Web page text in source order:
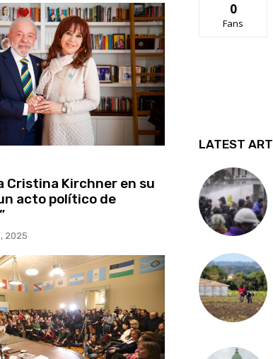
Cristina Kirchner en su
acto político de
2025
0
Fans
LATEST